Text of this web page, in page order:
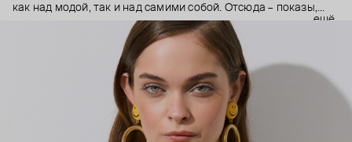
как над модой, так и над самими собой. Отсюда – показы,
мгновенно становящиеся главными событиями, вирусные
выходы селебрити (помните Кэти Перри в платье-люстре на
бале Института костюма Met Gala в 2019 году?) и
коллаборации с самыми неожиданными кандидатами, от
«Улицы Сезам» до The Sims. Украшения бренда –
гипертрофированно праздничные, практически
нарисованные: с кристаллами размером с ладонь и будто бы
расплавленными сердцами.
ещё